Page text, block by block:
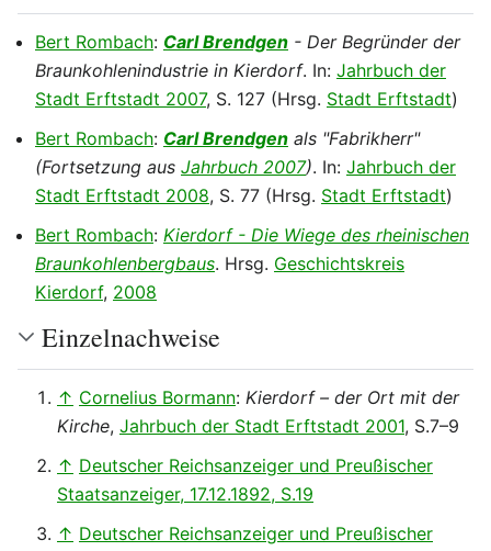
Bert Rombach: Carl Brendgen - Der Begründer der
Braunkohlenindustrie in Kierdorf. In: Jahrbuch der
Stadt Erftstadt 2007, S. 127 (Hrsg. Stadt Erftstadt)
Bert Rombach: Carl Brendgen als "Fabrikherr"
(Fortsetzung aus Jahrbuch 2007). In: Jahrbuch der
Stadt Erftstadt 2008, S. 77 (Hrsg. Stadt Erftstadt)
Bert Rombach: Kierdorf - Die Wiege des rheinischen
Braunkohlenbergbaus. Hrsg. Geschichtskreis
Kierdorf, 2008
Einzelnachweise
↑ Cornelius Bormann: Kierdorf – der Ort mit der
Kirche, Jahrbuch der Stadt Erftstadt 2001, S.7–9
↑ Deutscher Reichsanzeiger und Preußischer
Staatsanzeiger, 17.12.1892, S.19
↑ Deutscher Reichsanzeiger und Preußischer